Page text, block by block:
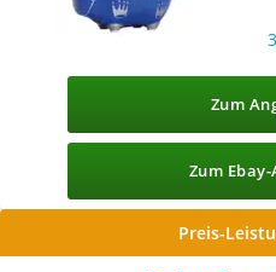
Zum
Zum
Preis-